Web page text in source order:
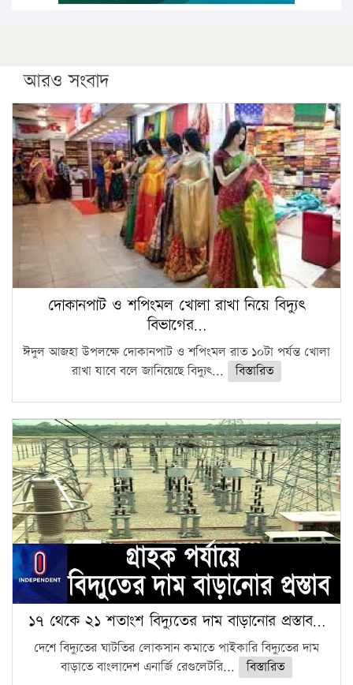
আরও সংবাদ
দোকানপাট ও শপিংমল খোলা রাখা নিয়ে বিদ্যুৎ
বিভাগের…
ঈদুল আজহা উপলক্ষে দোকানপাট ও শপিংমল রাত ১০টা পর্যন্ত খোলা
রাখা যাবে বলে জানিয়েছে বিদ্যুৎ...
বিস্তারিত
১৭ থেকে ২১ শতাংশ বিদ্যুতের দাম বাড়ানোর প্রস্তাব…
দেশে বিদ্যুতের ঘাটতির লোকসান কমাতে পাইকারি বিদ্যুতের দাম
বাড়াতে বাংলাদেশ এনার্জি রেগুলেটরি...
বিস্তারিত